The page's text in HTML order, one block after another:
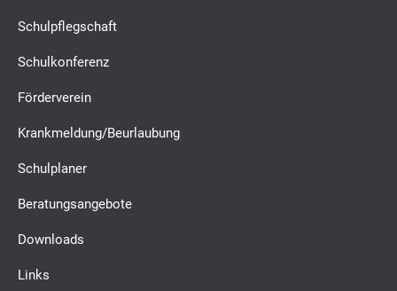
Schulpflegschaft
Schulkonferenz
Förderverein
Krankmeldung/Beurlaubung
Schulplaner
Beratungsangebote
Downloads
Links